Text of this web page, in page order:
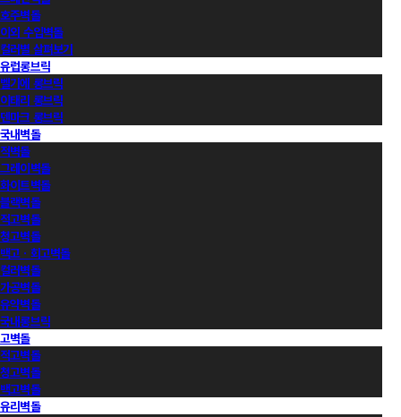
호주벽돌
이외 수입벽돌
컬러별 살펴보기
유럽롱브릭
벨기에 롱브릭
이태리 롱브릭
덴마크 롱브릭
국내벽돌
적벽돌
그레이벽돌
화이트벽돌
블랙벽돌
적고벽돌
청고벽돌
백고ㆍ회고벽돌
컬러벽돌
가공벽돌
유약벽돌
국내롱브릭
고벽돌
적고벽돌
청고벽돌
백고벽돌
유리벽돌